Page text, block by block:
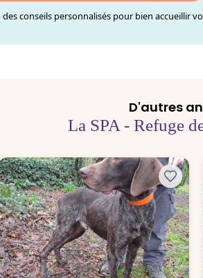
conseils personnalisés pour bien accueillir
D'autres
La SPA - Refuge